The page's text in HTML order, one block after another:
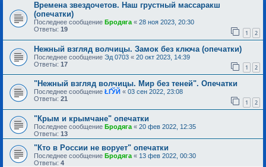
Времена звездочетов. Наш грустный массаракш
(опечатки)
Последнее сообщение Бродяга « 28 ноя 2023, 20:30
Ответы: 19 1 2
Нежный взгляд волчицы. Замок без ключа (опечатки)
Последнее сообщение Эд 0703 « 20 окт 2023, 14:39
Ответы: 17 1 2
"Нежный взгляд волчицы. Мир без теней". Опечатки
Последнее сообщение ŁҐЎЙ « 03 сен 2022, 23:08
Ответы: 21 1 2
"Крым и крымчане" опечатки
Последнее сообщение Бродяга « 20 фев 2022, 12:35
Ответы: 13
"Кто в России не ворует" опечатки
Последнее сообщение Бродяга « 13 фев 2022, 00:30
Ответы: 4